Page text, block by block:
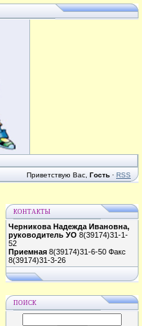
Приветствую Вас Гость · RSS
КОНТАКТЫ
Черникова Надежда Ивановна,
руководитель УО 8(39174)31-1-
52
Приемная 8(39174)31-6-50 Факс
8(39174)31-3-26
ПОИСК